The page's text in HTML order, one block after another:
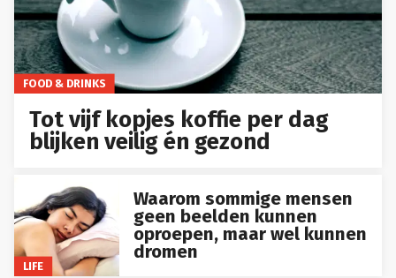
FOOD & DRINKS
Tot vijf kopjes koffie per dag
blijken veilig én gezond
LIFE
Waarom sommige mensen
geen beelden kunnen
oproepen, maar wel kunnen
dromen